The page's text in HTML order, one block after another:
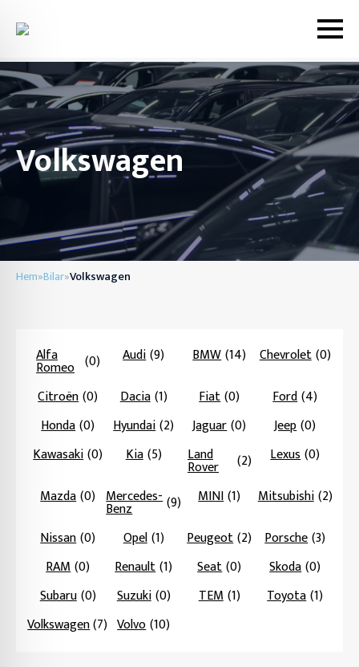
Volkswagen
Hem»Bilar»Volkswagen
Alfa
Romeo (0) Audi(9) BMW(14) Chevrolet(0)
Citroën(0) Dacia(1) Fiat(0) Ford(4)
Honda(0) Hyundai(2) Jaguar(0) Jeep(0)
Kawasaki(0) Kia(5) Land
Rover (2) Lexus(0)
Mazda(0) Mercedes-
Benz (9) MINI(1) Mitsubishi(2)
Nissan(0) Opel(1) Peugeot(2) Porsche(3)
RAM(0) Renault(1) Seat(0) Skoda(0)
Subaru(0) Suzuki(0) TEM(1) Toyota(1)
Volkswagen(7) Volvo(10)